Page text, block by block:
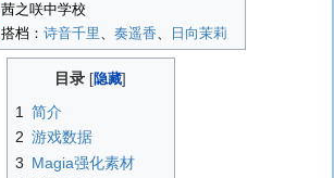
茜之咲中学校
搭档： 诗音千里、 奏遥香、 日向茉莉
目录
1
简介
2 游戏数据
3 Magia强化素材